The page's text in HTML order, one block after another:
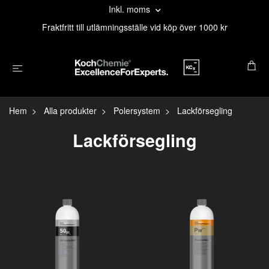
Inkl. moms
Fraktfritt till utlämningsställe vid köp över 1000 kr
Hem Alla produkter Polersystem Lackförsegling
Lackförsegling